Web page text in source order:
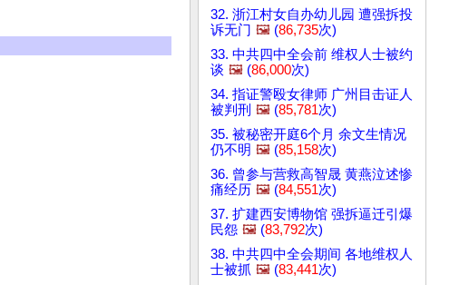
32. 浙江村女自办幼儿园 遭强拆投
诉无门 🖼️ (86,735次)
33. 中共四中全会前 维权人士被约
谈 🖼️ (86,000次)
34. 指证警殴女律师 广州目击证人
被判刑 🖼️ (85,781次)
35. 被秘密开庭6个月 余文生情况
仍不明 🖼️ (85,158次)
36. 曾参与营救高智晟 黄燕泣述惨
痛经历 🖼️ (84,551次)
37. 扩建西安博物馆 强拆逼迁引爆
民怨 🖼️ (83,792次)
38. 中共四中全会期间 各地维权人
士被抓 🖼️ (83,441次)